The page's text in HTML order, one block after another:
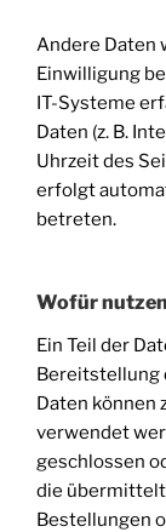
Andere Daten
Einwilligung
IT-Systeme
Daten (z. B.
Uhrzeit des
erfolgt
betreten.
Wofür
Ein Teil der
Bereitstellung
Daten können
verwendet
geschlossen
die
Bestellungen